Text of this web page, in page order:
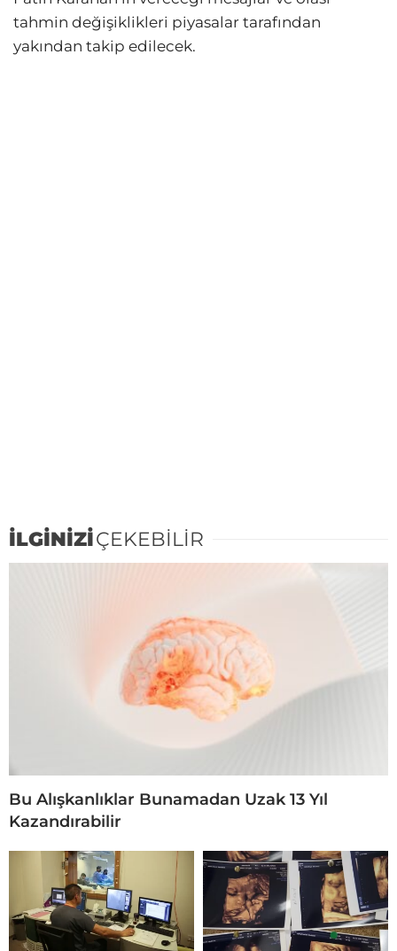
tahmin değişiklikleri piyasalar tarafından
yakından takip edilecek.
İLGİNİZİÇEKEBİLİR
Bu Alışkanlıklar Bunamadan Uzak 13 Yıl
Kazandırabilir